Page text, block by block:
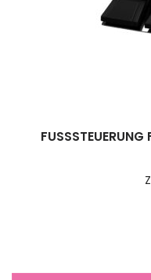
FUSSSTEUERUNG